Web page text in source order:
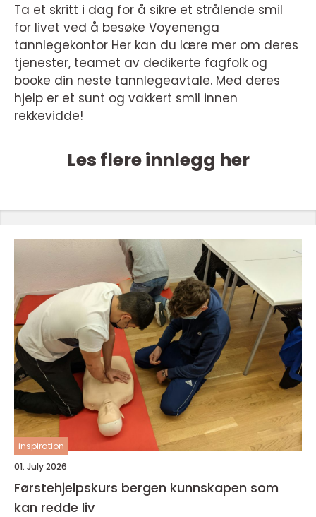
Ta et skritt i dag for å sikre et strålende smil
for livet ved å besøke Voyenenga
tannlegekontor Her kan du lære mer om deres
tjenester, teamet av dedikerte fagfolk og
booke din neste tannlegeavtale. Med deres
hjelp er et sunt og vakkert smil innen
rekkevidde!
Les flere innlegg her
inspiration
01. July 2026
Førstehjelpskurs bergen kunnskapen som
kan redde liv